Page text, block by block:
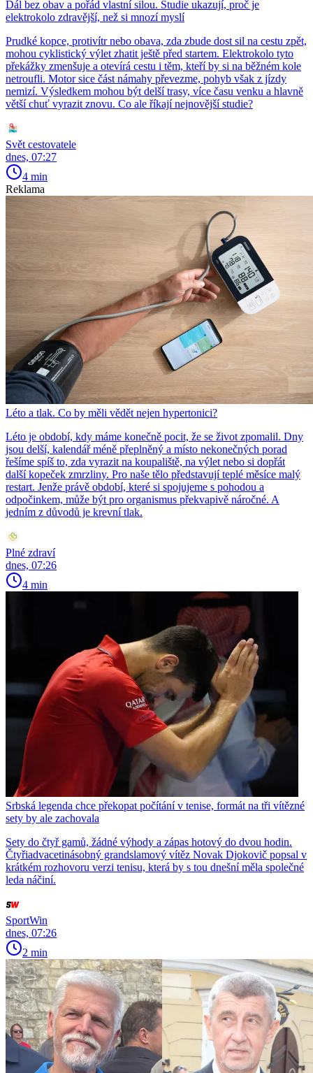
Dál bez obav a pořád vlastní silou. Studie ukazují, proč je
elektrokolo zdravější, než si mnozí myslí
Prudké kopce, protivítr nebo obava, zda zbude dost sil na cestu zpět,
mohou cyklistický výlet zhatit ještě před startem. Elektrokolo tyto
překážky zmenšuje a otevírá cestu i těm, kteří by si na běžném kole
netroufli. Motor sice část námahy převezme, pohyb však z jízdy
nemizí. Výsledkem mohou být delší trasy, více času venku a hlavně
větší chuť vyrazit znovu. Co ale říkají nejnovější studie?
Svět cestovatele
dnes, 07:27
4 min
Reklama
Léto a tlak. Co by měli vědět nejen hypertonici?
Léto je období, kdy máme konečně pocit, že se život zpomalil. Dny
jsou delší, kalendář méně přeplněný a místo nekonečných porad
řešíme spíš to, zda vyrazit na koupaliště, na výlet nebo si dopřát
další kopeček zmrzliny. Pro naše tělo představují teplé měsíce malý
restart. Jenže právě období, které si spojujeme s pohodou a
odpočinkem, může být pro organismus překvapivě náročné. A
jedním z důvodů je krevní tlak.
Plné zdraví
dnes, 07:26
4 min
Srbská legenda chce překopat počítání v tenise, formát na tři vítězné
sety by ale zachovala
Sety do čtyř gamů, žádné výhody a zápas hotový do dvou hodin.
Čtyřiadvacetinásobný grandslamový vítěz Novak Djokovič popsal v
krátkém rozhovoru verzi tenisu, která by s tou dnešní měla společné
leda náčiní.
SportWin
dnes, 07:26
2 min